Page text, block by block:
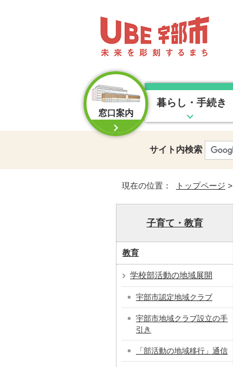
窓口案内
暮らし・手続き
サイト内検索
現在の位置： トップページ >
子育て・教育
教育
学校部活動の地域展開
宇部市認定地域クラブ
宇部市地域クラブ設立の手
引き
「部活動の地域移行」通信